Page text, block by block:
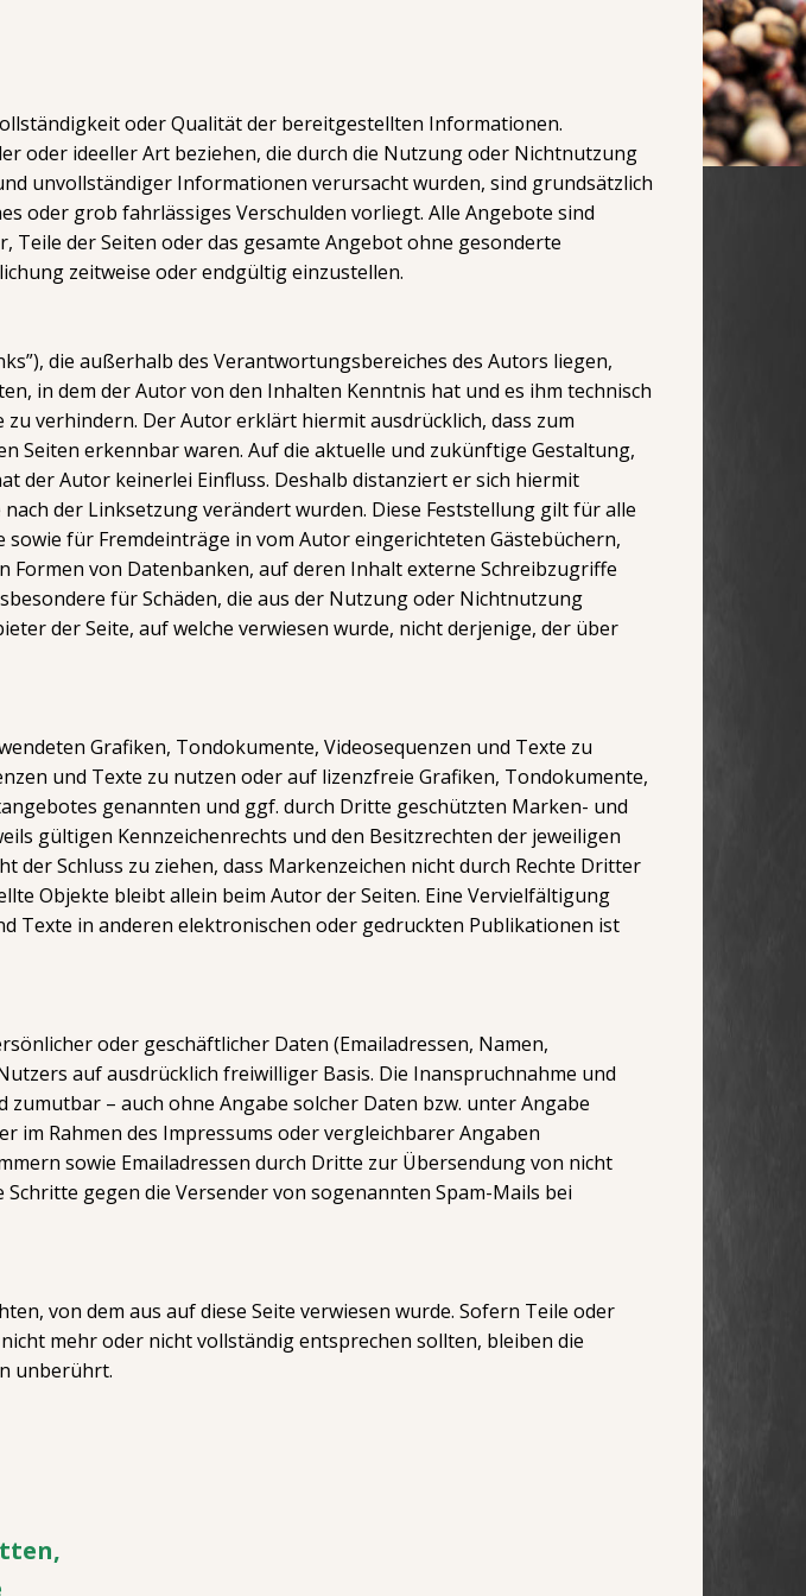
oder Qualität der bereitgestellten Informationen.
oder ideeller Art beziehen, die durch die Nutzung oder Nichtnutzung
unvollständiger Informationen verursacht wurden, sind grundsätzlich
oder grob fahrlässiges Verschulden vorliegt. Alle Angebote sind
der Seiten oder das gesamte Angebot ohne gesonderte
zeitweise oder endgültig einzustellen.
die außerhalb des Verantwortungsbereiches des Autors liegen,
in dem der Autor von den Inhalten Kenntnis hat und es ihm technisch
verhindern. Der Autor erklärt hiermit ausdrücklich, dass zum
Seiten erkennbar waren. Auf die aktuelle und zukünftige Gestaltung,
der Autor keinerlei Einfluss. Deshalb distanziert er sich hiermit
der Linksetzung verändert wurden. Diese Feststellung gilt für alle
für Fremdeinträge in vom Autor eingerichteten Gästebüchern,
von Datenbanken, auf deren Inhalt externe Schreibzugriffe
für Schäden, die aus der Nutzung oder Nichtnutzung
der Seite, auf welche verwiesen wurde, nicht derjenige, der über
Grafiken, Tondokumente, Videosequenzen und Texte zu
und Texte zu nutzen oder auf lizenzfreie Grafiken, Tondokumente,
genannten und ggf. durch Dritte geschützten Marken- und
gültigen Kennzeichenrechts und den Besitzrechten der jeweiligen
Schluss zu ziehen, dass Markenzeichen nicht durch Rechte Dritter
Objekte bleibt allein beim Autor der Seiten. Eine Vervielfältigung
Texte in anderen elektronischen oder gedruckten Publikationen ist
oder geschäftlicher Daten (Emailadressen, Namen,
auf ausdrücklich freiwilliger Basis. Die Inanspruchnahme und
– auch ohne Angabe solcher Daten bzw. unter Angabe
im Rahmen des Impressums oder vergleichbarer Angaben
sowie Emailadressen durch Dritte zur Übersendung von nicht
gegen die Versender von sogenannten Spam-Mails bei
von dem aus auf diese Seite verwiesen wurde. Sofern Teile oder
mehr oder nicht vollständig entsprechen sollten, bleiben die
unberührt.